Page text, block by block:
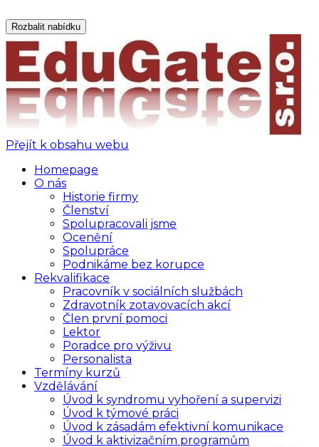
Rozbalit nabídku
Přejít k obsahu webu
Homepage
O nás
Historie firmy
Členství
Spolupracovali jsme
Ocenění
Spolupráce
Podnikáme bez korupce
Rekvalifikace
Pracovník v sociálních službách
Zdravotník zotavovacích akcí
Člen první pomoci
Lektor
Poradce pro výživu
Personalista
Termíny kurzů
Vzdělávání
Úvod k syndromu vyhoření a supervizi
Úvod k týmové práci
Úvod k zásadám efektivní komunikace
Úvod k aktivizačním programům